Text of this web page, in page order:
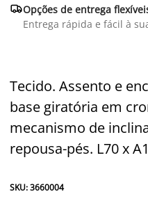
Opções de entrega
Entrega rápida e fácil à
Tecido. Assento e
base giratória em
mecanismo de
repousa-pés. L70 x
SKU: 3660004